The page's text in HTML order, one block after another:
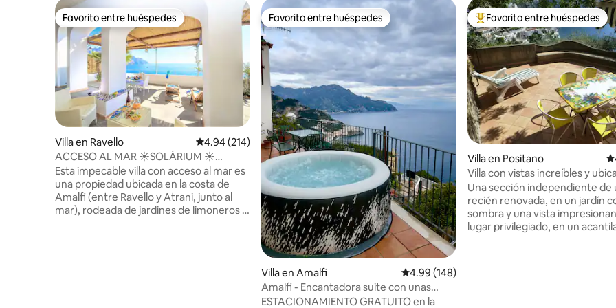
Favorito entre huéspedes
Favorito entre huéspedes
Villa en Ravello Calificación promedio: 4.94 de 5; 214 evaluaciones
4.94 (214)
ACCESO AL MAR ☀️SOLÁRIUM ☀️
APARCAMIENTO ☀️ RAVELLO JUNTO AL
MAR
Esta impecable villa con acceso al mar es
una propiedad ubicada en la costa de
Amalfi (entre Ravello y Atrani, junto al
mar), rodeada de jardines de limoneros y
Favorito entre huéspedes
Favorito entre huéspedes
Villa en Amalfi Calificación promedio: 4.99 de 5; 148
4.99 (148)
Amalfi - Encantadora suite con unas
vistas espectaculares
ESTACIONAMIENTO GRATUITO en la
De los mejores en Favorito
Favorito entre huéspedes
Villa en Positano
Villa con vistas increíbles y
tranquila.
Una sección independiente de
recién renovada, en un jardín
sombra y una vista
lugar privilegiado, en un